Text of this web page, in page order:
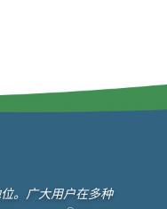
。广大用户在多种